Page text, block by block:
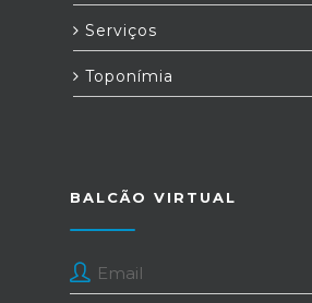
Serviços
Toponímia
BALCÃO VIRTUAL